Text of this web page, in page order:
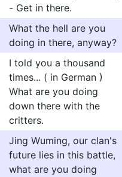
- Get in there.
What the hell are you
doing in there, anyway?
I told you a thousand
times... ( in German )
What are you doing
down there with the
critters.
Jing Wuming, our clan's
future lies in this battle,
what are you doing